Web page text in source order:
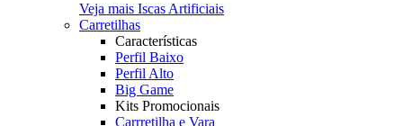
Veja mais Iscas Artificiais
Carretilhas
Características
Perfil Baixo
Perfil Alto
Big Game
Kits Promocionais
Carrretilha e Vara